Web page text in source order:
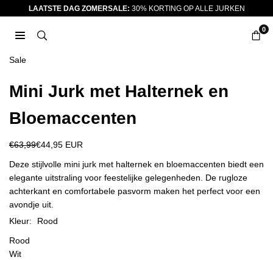
naar
inhoud
LAATSTE DAG ZOMERSALE: 30% KORTING OP ALLE JURKEN
0
Sale
Mini Jurk met Halternek en
Bloemaccenten
Reguliere
prijs
€63,99€44,95 EUR
Deze stijlvolle mini jurk met halternek en bloemaccenten biedt een
elegante uitstraling voor feestelijke gelegenheden. De rugloze
achterkant en comfortabele pasvorm maken het perfect voor een
avondje uit.
Kleur:
Rood
Rood
Wit